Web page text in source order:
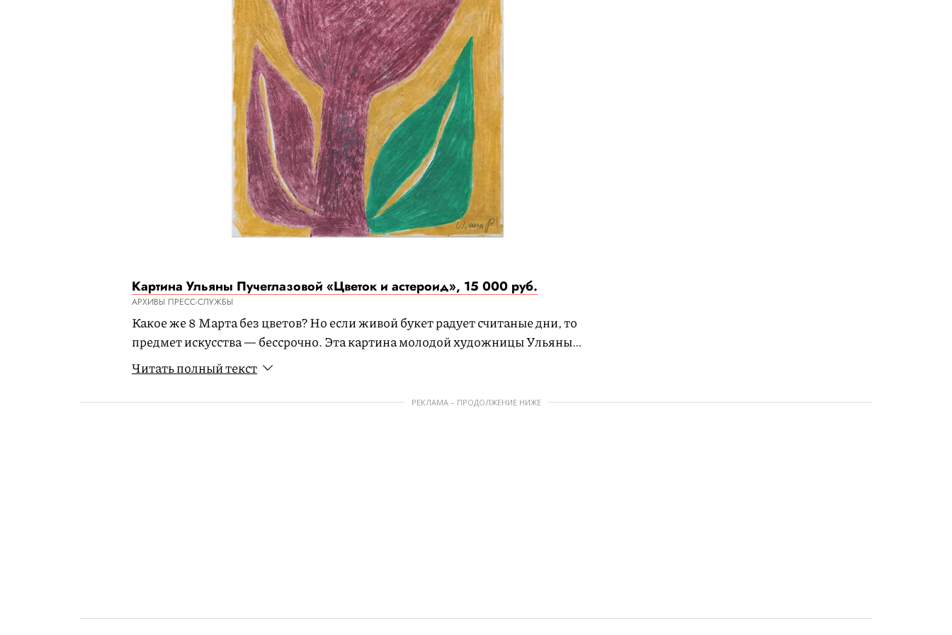
Картина Ульяны Пучеглазовой «Цветок и астероид», 15 000 руб.
АРХИВЫ ПРЕСС-СЛУЖБЫ
Какое же 8 Марта без цветов? Но если живой букет радует считаные дни, то
предмет искусства — бессрочно. Эта картина молодой художницы Ульяны
Пучеглазовой напоминает еще и о падающей звезде, позволяющей загадать
желание.
Читать полный текст
РЕКЛАМА – ПРОДОЛЖЕНИЕ НИЖЕ